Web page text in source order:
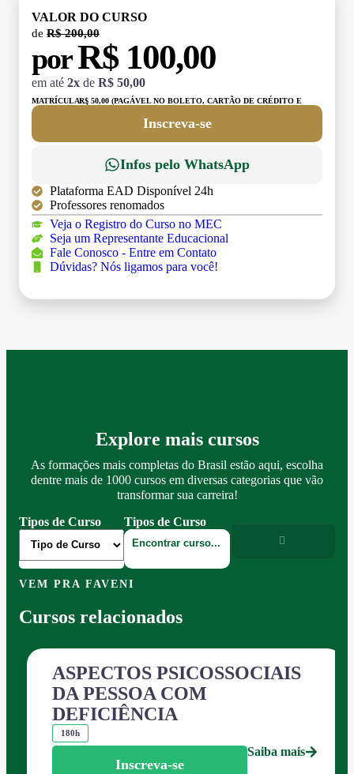
VALOR DO CURSO
de R$ 200,00
porR$ 100,00
em até 2x de R$ 50,00
MATRÍCULA:R$ 50,00 (PAGÁVEL NO BOLETO, CARTÃO DE CRÉDITO E
Inscreva-se
Infos pelo WhatsApp
Plataforma EAD Disponível 24h
Professores renomados
Veja o Registro do Curso no MEC
Seja um Representante Educacional
Fale Conosco - Entre em Contato
Dúvidas? Nós ligamos para você!
Explore mais cursos
As formações mais completas do Brasil estão aqui, escolha
dentre mais de 1000 cursos em diversas categorias que vão
transformar sua carreira!
Tipos de Curso
Tipos de Curso
VEM PRA FAVENI
Cursos relacionados
ASPECTOS PSICOSSOCIAIS
DA PESSOA COM
DEFICIÊNCIA
180h
Inscreva-se
Saiba mais